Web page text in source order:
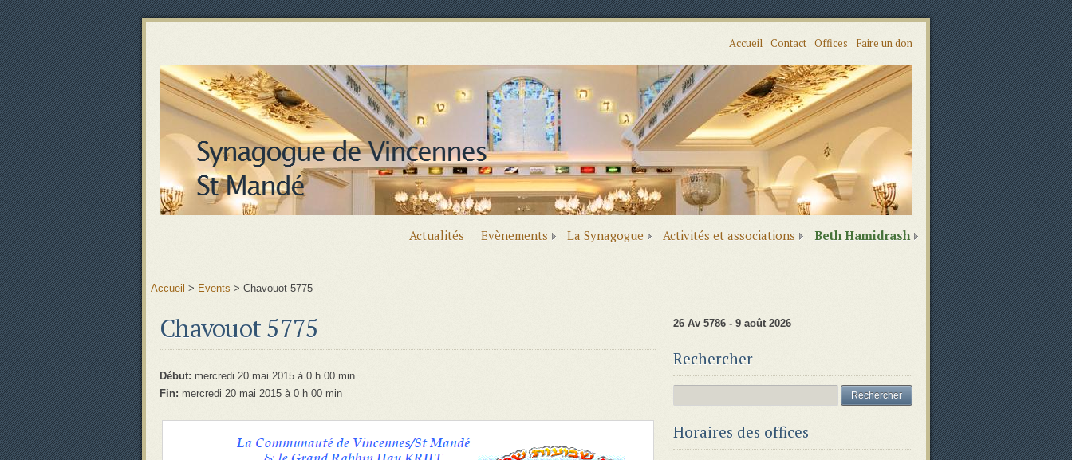
Accueil Contact Offices Faire un don
Actualités Evènements La Synagogue Activités et associations Beth Hamidrash
Accueil > Events > Chavouot 5775
Chavouot 5775
Début: mercredi 20 mai 2015 à 0 h 00 min
Fin: mercredi 20 mai 2015 à 0 h 00 min
26 Av 5786 - 9 août 2026
Rechercher
Horaires des offices